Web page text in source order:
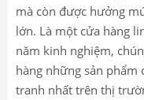
mà còn được hưởng
lớn. Là một cửa hàng
năm kinh nghiệm,
hàng những sản phẩm
tranh nhất trên thị